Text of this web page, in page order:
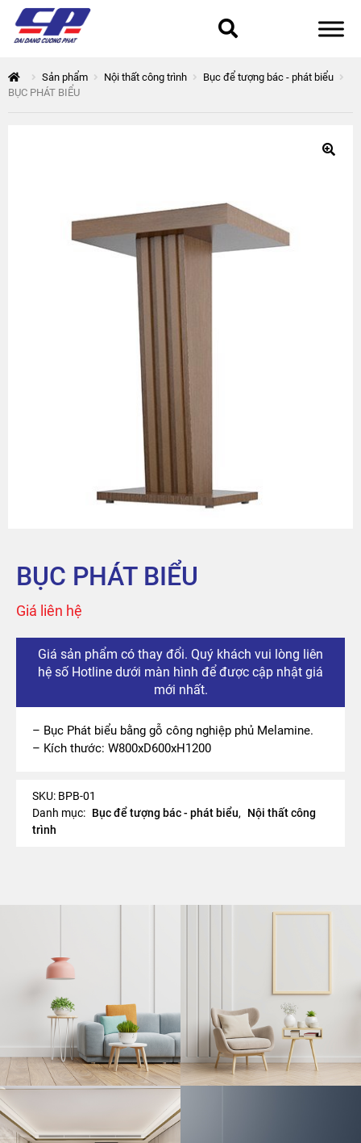
Chính sách bảo mật
Giỏ hàng
Sản phẩm Nội thất công trình
Bục để tượng bác - phát biểu
BỤC PHÁT BIỂU
BỤC PHÁT BIỂU
Giá liên hệ
Giá sản phẩm có thay đổi. Quý khách vui lòng liên
hệ số Hotline dưới màn hình để được cập nhật giá
mới nhất.
– Bục Phát biểu bằng gỗ công nghiệp phủ Melamine.
– Kích thước: W800xD600xH1200
SKU: BPB-01
Danh mục: Bục để tượng bác - phát biểu,
Nội thất công
trình